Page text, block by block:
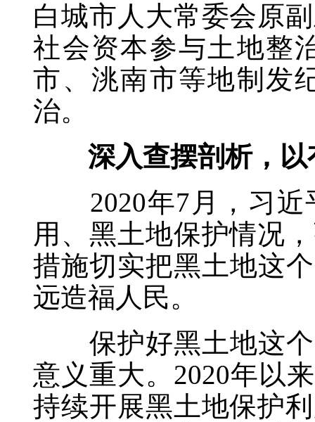
白城市人大常委会原
社会资本参与土地整
市、洮南市等地制发
治。
深入查摆剖析，以
2020年7月，习近
用、黑土地保护情况
措施切实把黑土地这
远造福人民。
保护好黑土地这个“
意义重大。2020年以
持续开展黑土地保护